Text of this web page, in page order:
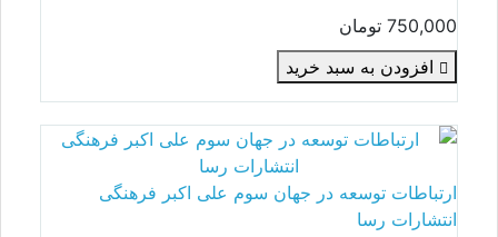
750,000 تومان
افزودن به سبد خرید
ارتباطات توسعه در جهان سوم علی اکبر فرهنگی
انتشارات رسا